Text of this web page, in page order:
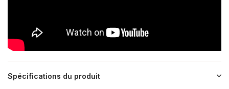
Spécifications du produit